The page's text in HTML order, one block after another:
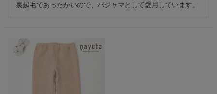
裏起毛であったかいので、パジャマとして愛用しています。